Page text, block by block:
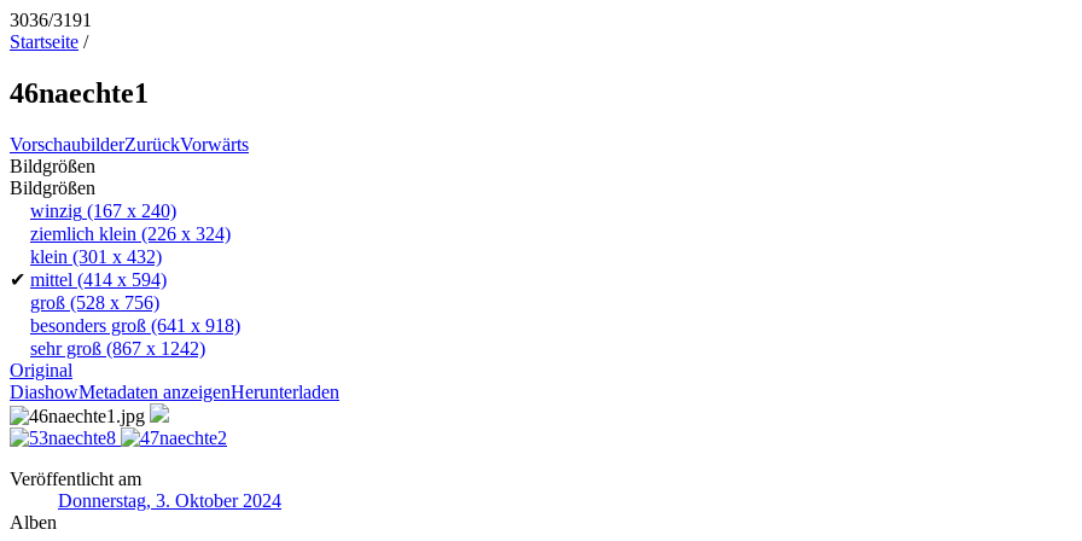
3036/3191
Startseite /
46naechte1
VorschaubilderZurückVorwärts
Bildgrößen
Bildgrößen
winzig (167 x 240)
ziemlich klein (226 x 324)
klein (301 x 432)
✔ mittel (414 x 594)
groß (528 x 756)
besonders groß (641 x 918)
sehr groß (867 x 1242)
Original
DiashowMetadaten anzeigenHerunterladen
Veröffentlicht am
Donnerstag, 3. Oktober 2024
Alben